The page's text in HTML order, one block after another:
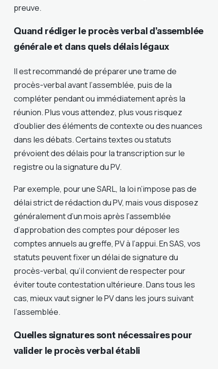
preuve.
Quand rédiger le procès verbal d’assemblée
générale et dans quels délais légaux
Il est recommandé de préparer une trame de
procès-verbal avant l’assemblée, puis de la
compléter pendant ou immédiatement après la
réunion. Plus vous attendez, plus vous risquez
d’oublier des éléments de contexte ou des nuances
dans les débats. Certains textes ou statuts
prévoient des délais pour la transcription sur le
registre ou la signature du PV.
Par exemple, pour une SARL, la loi n’impose pas de
délai strict de rédaction du PV, mais vous disposez
généralement d’un mois après l’assemblée
d’approbation des comptes pour déposer les
comptes annuels au greffe, PV à l’appui. En SAS, vos
statuts peuvent fixer un délai de signature du
procès-verbal, qu’il convient de respecter pour
éviter toute contestation ultérieure. Dans tous les
cas, mieux vaut signer le PV dans les jours suivant
l’assemblée.
Quelles signatures sont nécessaires pour
valider le procès verbal établi